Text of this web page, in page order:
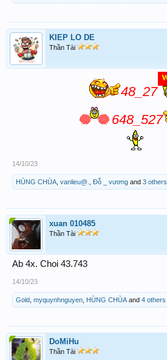
KIEP LO DE
Thần Tài
48_27
648_527
14/10/23
HÙNG CHÙA vanlieu@. Đỗ _ vương and 3 others
xuan 010485
Thần Tài
Ab 4x. Choi 43.743
14/10/23
Gold myquynhnguyen HÙNG CHÙA and 4 others
DoMiHu
Thần Tài